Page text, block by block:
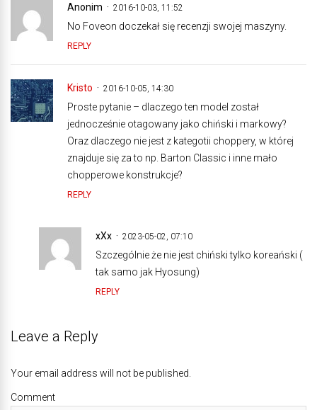
Anonim 2016-10-03, 11:52
No Foveon doczekał się recenzji swojej maszyny.
REPLY
Kristo 2016-10-05, 14:30
Proste pytanie – dlaczego ten model został
jednocześnie otagowany jako chiński i markowy?
Oraz dlaczego nie jest z kategotii choppery, w której
znajduje się za to np. Barton Classic i inne mało
chopperowe konstrukcje?
REPLY
xXx 2023-05-02, 07:10
Szczególnie że nie jest chiński tylko koreański (
tak samo jak Hyosung)
REPLY
Leave a Reply
Your email address will not be published.
Comment